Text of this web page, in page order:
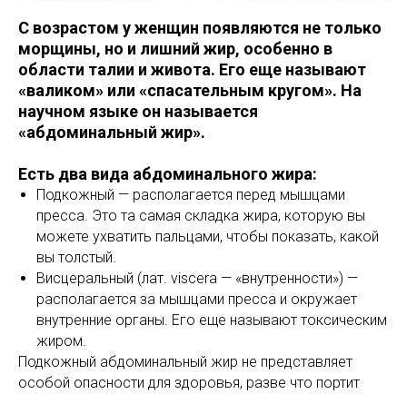
С возрастом у женщин появляются не только
морщины, но и лишний жир, особенно в
области талии и живота. Его еще называют
«валиком» или «спасательным кругом». На
научном языке он называется
«абдоминальный жир».
Есть два вида абдоминального жира:
Подкожный — располагается перед мышцами
пресса. Это та самая складка жира, которую вы
можете ухватить пальцами, чтобы показать, какой
вы толстый.
Висцеральный (лат. viscera — «внутренности») —
располагается за мышцами пресса и окружает
внутренние органы. Его еще называют токсическим
жиром.
Подкожный абдоминальный жир не представляет
особой опасности для здоровья, разве что портит